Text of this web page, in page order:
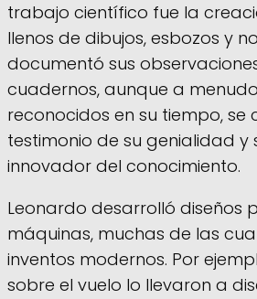
trabajo científico fue la
llenos de dibujos, esbozos y
documentó sus
cuadernos, aunque a
reconocidos en su tiempo, se
testimonio de su genialidad y
innovador del conocimiento.
Leonardo desarrolló diseños
máquinas, muchas de las
inventos modernos. Por
sobre el vuelo lo llevaron a